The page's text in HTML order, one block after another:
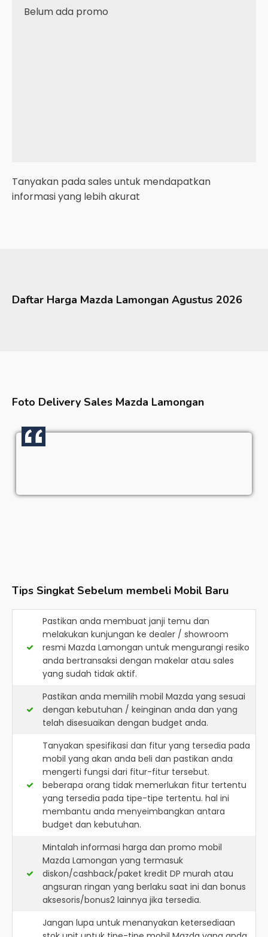
Belum ada promo
Tanyakan pada sales untuk mendapatkan
informasi yang lebih akurat
Daftar Harga Mazda Lamongan Agustus 2026
Foto Delivery Sales Mazda Lamongan
Tips Singkat Sebelum membeli Mobil Baru
Pastikan anda membuat janji temu dan
melakukan kunjungan ke dealer / showroom
resmi Mazda Lamongan untuk mengurangi resiko
anda bertransaksi dengan makelar atau sales
yang sudah tidak aktif.
Pastikan anda memilih mobil Mazda yang sesuai
dengan kebutuhan / keinginan anda dan yang
telah disesuaikan dengan budget anda.
Tanyakan spesifikasi dan fitur yang tersedia pada
mobil yang akan anda beli dan pastikan anda
mengerti fungsi dari fitur-fitur tersebut.
beberapa orang tidak memerlukan fitur tertentu
yang tersedia pada tipe-tipe tertentu. hal ini
membantu anda menyeimbangkan antara
budget dan kebutuhan.
Mintalah informasi harga dan promo mobil
Mazda Lamongan yang termasuk
diskon/cashback/paket kredit DP murah atau
angsuran ringan yang berlaku saat ini dan bonus
aksesoris/bonus2 lainnya jika tersedia.
Jangan lupa untuk menanyakan ketersediaan